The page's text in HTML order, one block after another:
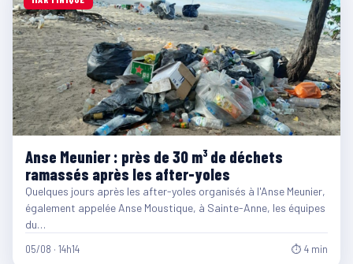
Anse Meunier : près de 30 m³ de déchets
ramassés après les after-yoles
Quelques jours après les after-yoles organisés à l'Anse Meunier,
également appelée Anse Moustique, à Sainte-Anne, les équipes
du…
05/08 · 14h14 ⏱ 4 min